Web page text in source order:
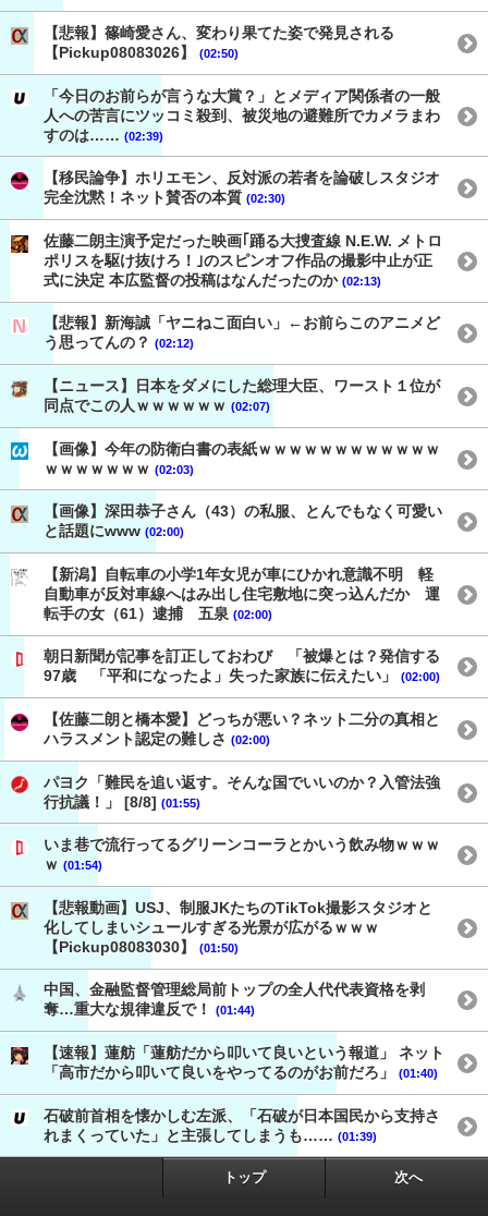
【悲報】篠崎愛さん、変わり果てた姿で発見される
【Pickup08083026】
(02:50)
「今日のお前らが言うな大賞？」とメディア関係者の一般
人への苦言にツッコミ殺到、被災地の避難所でカメラまわ
すのは…… (02:39)
【移民論争】ホリエモン、反対派の若者を論破しスタジオ
完全沈黙！ネット賛否の本質 (02:30)
佐藤二朗主演予定だった映画｢踊る大捜査線 N.E.W. メトロ
ポリスを駆け抜けろ！｣のスピンオフ作品の撮影中止が正
式に決定 本広監督の投稿はなんだったのか (02:13)
【悲報】新海誠「ヤニねこ面白い」←お前らこのアニメど
う思ってんの？ (02:12)
【ニュース】日本をダメにした総理大臣、ワースト１位が
同点でこの人ｗｗｗｗｗｗ (02:07)
【画像】今年の防衛白書の表紙ｗｗｗｗｗｗｗｗｗｗｗｗ
ｗｗｗｗｗｗｗ (02:03)
【画像】深田恭子さん（43）の私服、とんでもなく可愛い
と話題にwww (02:00)
【新潟】自転車の小学1年女児が車にひかれ意識不明 軽
自動車が反対車線へはみ出し住宅敷地に突っ込んだか 運
転手の女（61）逮捕 五泉 (02:00)
朝日新聞が記事を訂正しておわび 「被爆とは？発信する
97歳 「平和になったよ」失った家族に伝えたい」
(02:00)
【佐藤二朗と橋本愛】どっちが悪い？ネット二分の真相と
ハラスメント認定の難しさ (02:00)
パヨク「難民を追い返す。そんな国でいいのか？入管法強
行抗議！」 [8/8] (01:55)
いま巷で流行ってるグリーンコーラとかいう飲み物ｗｗｗ
ｗ (01:54)
【悲報動画】USJ、制服JKたちのTikTok撮影スタジオと
化してしまいシュールすぎる光景が広がるｗｗｗ
【Pickup08083030】
(01:50)
中国、金融監督管理総局前トップの全人代代表資格を剥
奪…重大な規律違反で！
(01:44)
【速報】蓮舫「蓮舫だから叩いて良いという報道」 ネット
「高市だから叩いて良いをやってるのがお前だろ」
(01:40)
石破前首相を懐かしむ左派、「石破が日本国民から支持さ
れまくっていた」と主張してしまうも…… (01:39)
トップ 次へ